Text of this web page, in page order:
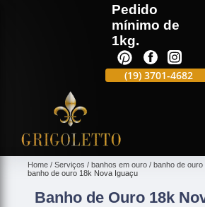
Pedido
mínimo de
1kg.
(19) 3701-4682
Home Serviços banhos em ouro
banho de ouro
banho de ouro 18k Nova Iguaçu
Banho de Ouro 18k